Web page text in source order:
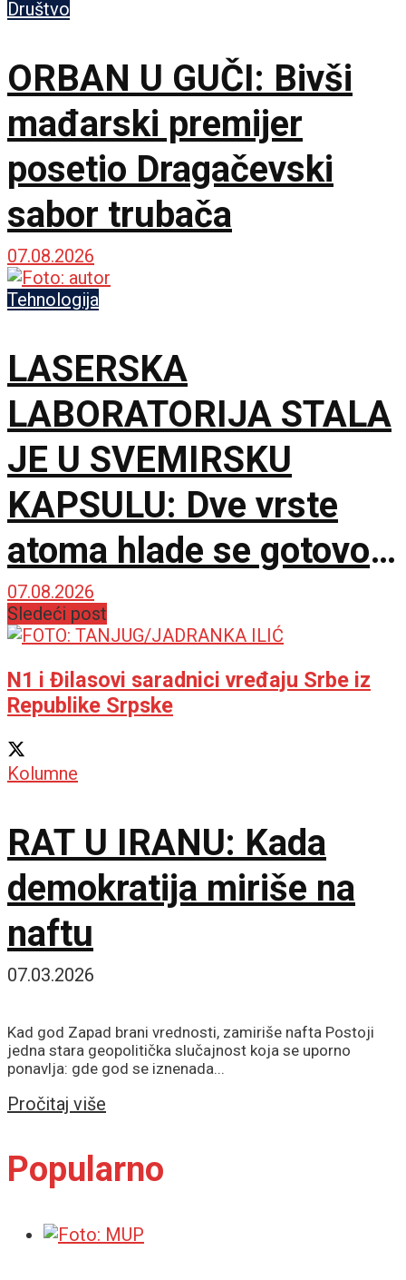
Društvo
ORBAN U GUČI: Bivši
mađarski premijer
posetio Dragačevski
sabor trubača
07.08.2026
Tehnologija
LASERSKA
LABORATORIJA STALA
JE U SVEMIRSKU
KAPSULU: Dve vrste
atoma hlade se gotovo
do apsolutne nule
07.08.2026
Sledeći post
N1 i Đilasovi saradnici vređaju Srbe iz
Republike Srpske
Kolumne
RAT U IRANU: Kada
demokratija miriše na
naftu
07.03.2026
Kad god Zapad brani vrednosti, zamiriše nafta Postoji
jedna stara geopolitička slučajnost koja se uporno
ponavlja: gde god se iznenada...
Pročitaj više
Popularno